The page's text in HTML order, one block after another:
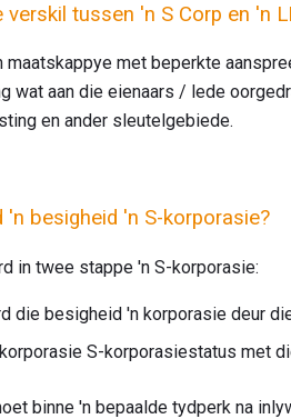
verskil tussen 'n S Corp en 'n
maatskappye met beperkte
wat aan die eienaars / lede
en ander sleutelgebiede.
'n besigheid 'n S-korporasie?
in twee stappe 'n S-korporasie:
die besigheid 'n korporasie deur
S-korporasiestatus met
binne 'n bepaalde tydperk na